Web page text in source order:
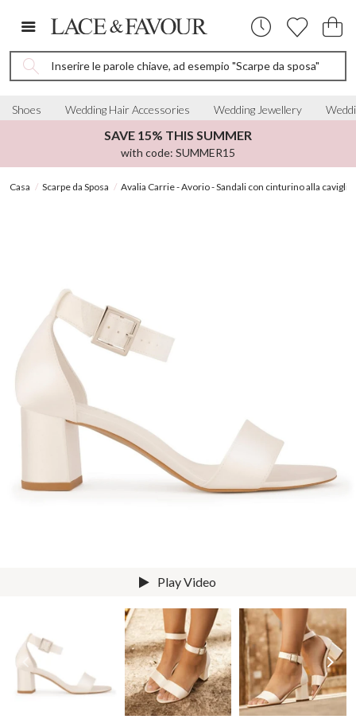
Inserire le parole chiave, ad esempio "Scarpe da sposa"
Shoes Wedding Hair Accessories Wedding Jewellery
SAVE 15% THIS SUMMER
with code: SUMMER15
Casa Scarpe da Sposa Avalia Carrie - Avorio - Sandali con cinturino alla caviglia
Play Video